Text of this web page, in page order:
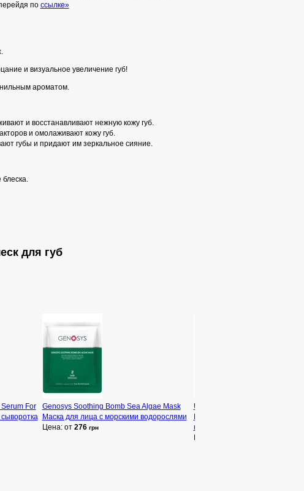
по ссылке»
и визуальное увеличение губ!
ароматом.
и восстанавливают нежную кожу губ.
и омолаживают кожу губ.
губы и придают им зеркальное сияние.
для губ
For
Genosys Soothing Bomb Sea Algae Mask
Маска для лица с морскими водорослями
Цена: от 276 грн
Unic Salone Pro Shine & Anti-
Шампунь для блеска сухих и
волос
Цена: от